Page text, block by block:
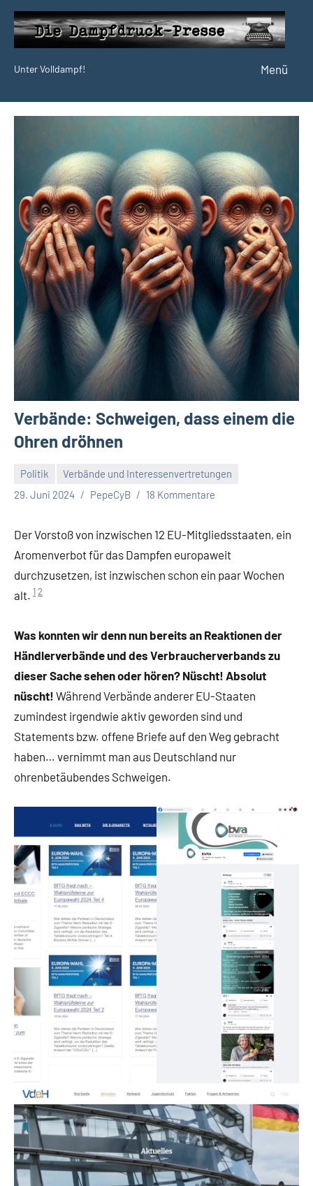
Zum
Inhalt
springen
Dampfdruck-
Unter Volldampf! Menü
Verbände: Schweigen, dass einem die
Ohren dröhnen
Politik
Verbände und Interessenvertretungen
29. Juni 2024
PepeCyB 18 Kommentare
Der Vorstoß von inzwischen 12 EU-Mitgliedsstaaten, ein
Aromenverbot für das Dampfen europaweit
durchzusetzen, ist inzwischen schon ein paar Wochen
alt. 12
Was konnten wir denn nun bereits an Reaktionen der
Händlerverbände und des Verbraucherverbands zu
dieser Sache sehen oder hören? Nüscht! Absolut
nüscht! Während Verbände anderer EU-Staaten
zumindest irgendwie aktiv geworden sind und
Statements bzw. offene Briefe auf den Weg gebracht
haben… vernimmt man aus Deutschland nur
ohrenbetäubendes Schweigen.